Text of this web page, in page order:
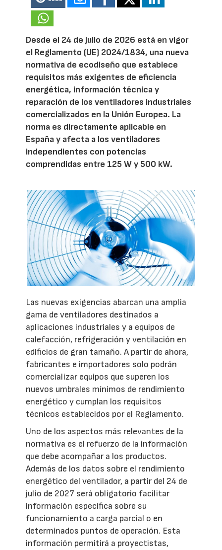
Desde el 24 de julio de 2026 está en vigor
el Reglamento (UE) 2024/1834, una nueva
normativa de ecodiseño que establece
requisitos más exigentes de eficiencia
energética, información técnica y
reparación de los ventiladores industriales
comercializados en la Unión Europea. La
norma es directamente aplicable en
España y afecta a los ventiladores
independientes con potencias
comprendidas entre 125 W y 500 kW.
Las nuevas exigencias abarcan una amplia
gama de ventiladores destinados a
aplicaciones industriales y a equipos de
calefacción, refrigeración y ventilación en
edificios de gran tamaño. A partir de ahora,
fabricantes e importadores solo podrán
comercializar equipos que superen los
nuevos umbrales mínimos de rendimiento
energético y cumplan los requisitos
técnicos establecidos por el Reglamento.
Uno de los aspectos más relevantes de la
normativa es el refuerzo de la información
que debe acompañar a los productos.
Además de los datos sobre el rendimiento
energético del ventilador, a partir del 24 de
julio de 2027 será obligatorio facilitar
información específica sobre su
funcionamiento a carga parcial o en
determinados puntos de operación. Esta
información permitirá a proyectistas,